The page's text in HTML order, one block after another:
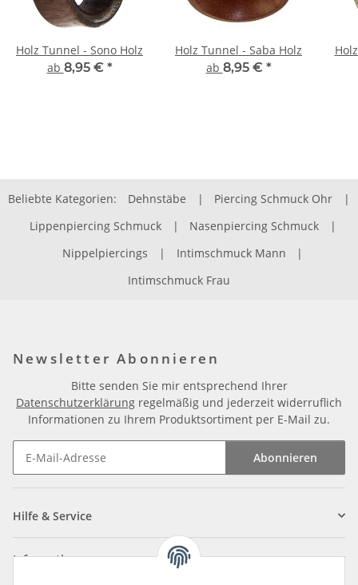
Holz Tunnel - Sono Holz
ab 8,95 € *
Holz Tunnel - Saba Holz
ab 8,95 € *
Beliebte Kategorien: Dehnstäbe | Piercing Schmuck Ohr
|
Lippenpiercing Schmuck
| Nasenpiercing Schmuck
|
Nippelpiercings
| Intimschmuck Mann
|
Intimschmuck Frau
Newsletter Abonnieren
Bitte senden Sie mir entsprechend Ihrer
Datenschutzerklärung regelmäßig und jederzeit widerruflich
Informationen zu Ihrem Produktsortiment per E-Mail zu.
Abonnieren
Hilfe & Service
Informationen